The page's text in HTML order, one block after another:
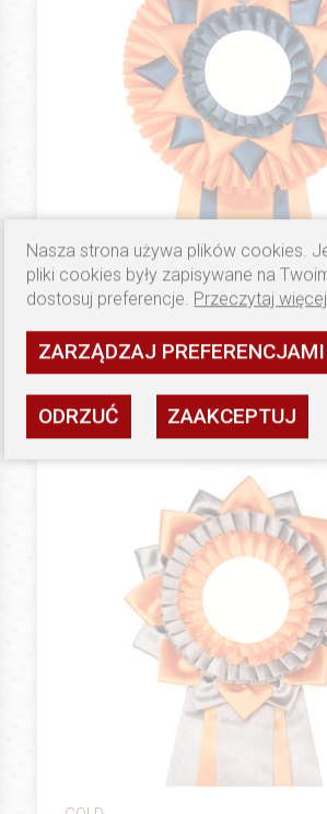
GOLD
Kotyliony (Floo) Big Star Show
Dostępność: wysoka
ZOBACZ
Nasza strona używa plików cookies.
pliki cookies były zapisywane na
dostosuj preferencje. Przeczytaj
ZARZĄDZAJ PREFERENCJAMI
ODRZUĆ ZAAKCEPTUJ